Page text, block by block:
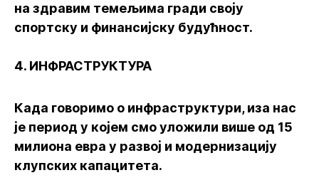
на здравим темељима гради своју
спортску и финансијску будућност.
4. ИНФРАСТРУКТУРА
Када говоримо о инфраструктури, иза нас
је период у којем смо уложили више од 15
милиона евра у развој и модернизацију
клупских капацитета.